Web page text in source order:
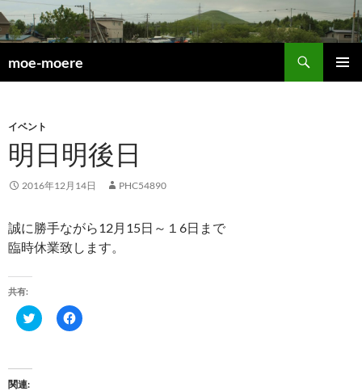
moe-moere
索
ン
ツ
へ
キ
プ
イベント
明日明後日
2016年12月14日 PHC54890
誠に勝手ながら12月15日～１6日まで
臨時休業致します。
共有:
ク
リ
F
a
関連